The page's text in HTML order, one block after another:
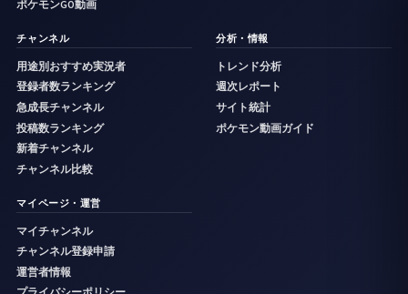
ポケモンGO動画
チャンネル
用途別おすすめ実況者
登録者数ランキング
急成長チャンネル
投稿数ランキング
新着チャンネル
チャンネル比較
分析・情報
トレンド分析
週次レポート
サイト統計
ポケモン動画ガイド
マイページ・運営
マイチャンネル
チャンネル登録申請
運営者情報